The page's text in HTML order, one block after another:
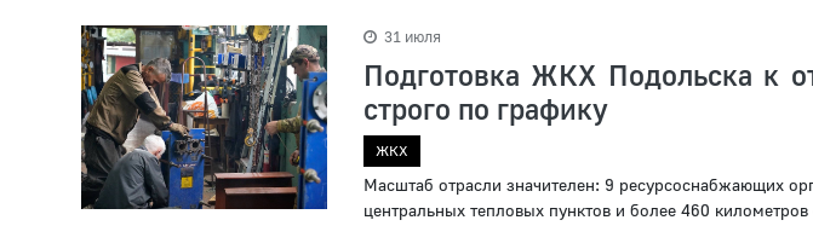
31 июля
Подготовка ЖКХ Подольска к
строго по графику
ЖКХ
Масштаб отрасли значителен: 9 ресурсоснабжающих
центральных тепловых пунктов и более 460 километров